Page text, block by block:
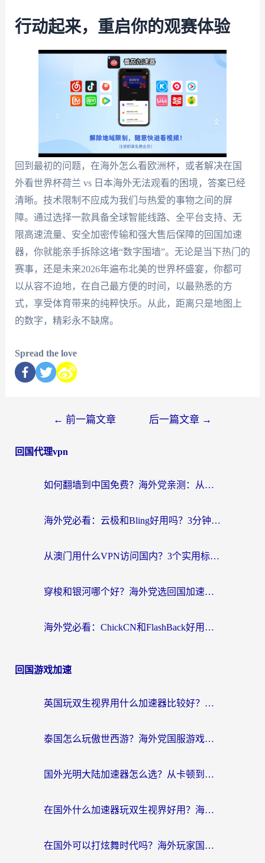
行动起来，重启你的观赛体验
回到最初的问题，在海外怎么看欧洲杯，或者解决在国
外看世界杯荷兰 vs 日本海外无法观看的困境，答案已经
清晰。技术限制不应成为我们与热爱的事物之间的屏
障。通过选择一款具备全球智能线路、全平台支持、无
限高速流量、安全加密传输和强大售后保障的回国加速
器，你就能亲手拆除这堵“数字围墙”。无论是当下热门的
赛事，还是未来2026年遍布北美的世界杯盛宴，你都可
以从容不迫地，在自己最方便的时间，以最熟悉的方
式，享受体育带来的纯粹快乐。从此，距离只是地图上
的数字，精彩永不缺席。
Spread the love
← 前一篇文章 后一篇文章 →
回国代理vpn
如何翻墙到中国免费？海外党亲测：从踩坑到选对加速器的全攻略
海外党必看：云极和Bling好用吗？3分钟教你选对回国加速器
从澳门用什么VPN访问国内？3个实用标准帮你避开坑，无缝刷剧听歌
穿梭和银河哪个好？海外党选回国加速器的避坑指南，附番茄加速器实测体验
海外党必看：ChickCN和FlashBack好用吗？3招教你选对回国加速器（附云极、HomeCN、斧牛vs艾果对比）
回国游戏加速
英国玩双生视界用什么加速器比较好？海外党亲测有效的国服游戏加速方案
泰国怎么玩傲世西游？海外党国服游戏加速终极攻略（附光明大陆量子特攻实测）
国外光明大陆加速器怎么选？从卡顿到丝滑的终极指南（含德国玩走开外星人墨西哥玩俄罗斯方块技巧）
在国外什么加速器玩双生视界好用？海外党亲测不踩坑的终极指南
在国外可以打炫舞时代吗？海外玩家国服游戏加速全攻略（附实测推荐）